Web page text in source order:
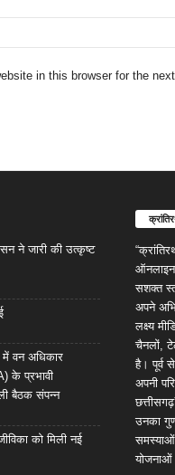
in this browser for the
ने जारी की उत्कृष्ट
में वन अधिकार
के प्रभावी
बैठक संपन्न
को मिली नई
ऑनलाइन
सशक्त
अपने
लक्ष्य
चैनलों,
है। पूर्व
अपनी
उनका
समस्याओं
योजनाओं